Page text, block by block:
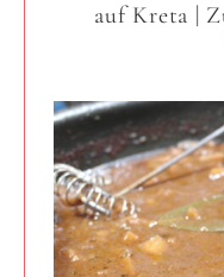
auf Kreta |